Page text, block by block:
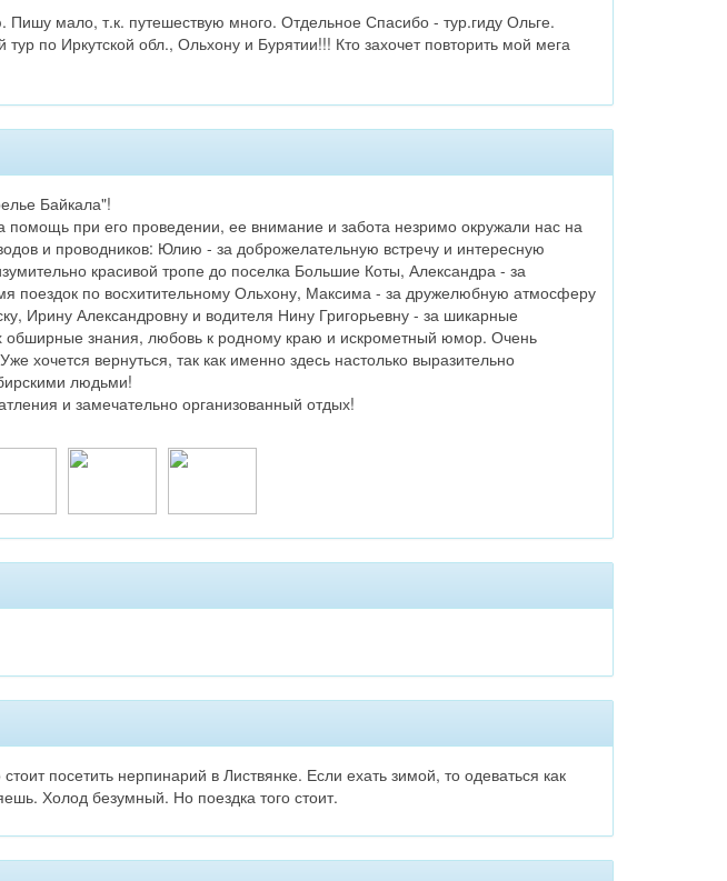
мало, т.к. путешествую много. Отдельное Спасибо - тур.гиду Ольге.
по Иркутской обл., Ольхону и Бурятии!!! Кто захочет повторить мой мега
Байкала"!
при его проведении, ее внимание и забота незримо окружали нас на
и проводников: Юлию - за доброжелательную встречу и интересную
красивой тропе до поселка Большие Коты, Александра - за
поездок по восхитительному Ольхону, Максима - за дружелюбную атмосферу
Ирину Александровну и водителя Нину Григорьевну - за шикарные
обширные знания, любовь к родному краю и искрометный юмор. Очень
хочется вернуться, так как именно здесь настолько выразительно
людьми!
и замечательно организованный отдых!
посетить нерпинарий в Листвянке. Если ехать зимой, то одеваться как
Холод безумный. Но поездка того стоит.